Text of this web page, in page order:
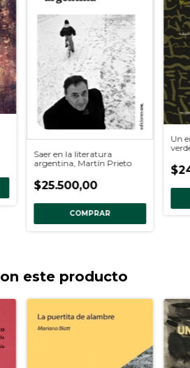
Saer en la literatura
argentina, Martín Prieto
$25.500,00
COMPRAR
Un
este producto